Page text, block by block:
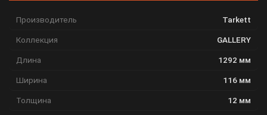
Производитель Tarkett
Коллекция GALLERY
Длина 1292 мм
Ширина 116 мм
Толщина 12 мм